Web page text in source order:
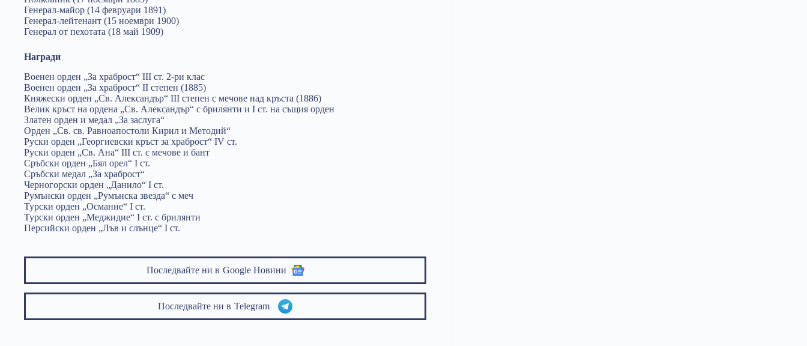
Генерал-майор (14 февруари 1891)
Генерал-лейтенант (15 ноември 1900)
Генерал от пехотата (18 май 1909)
Награди
Военен орден „За храброст“ III ст. 2-ри клас
Военен орден „За храброст“ II степен (1885)
Княжески орден „Св. Александър“ III степен с мечове над кръста (1886)
Велик кръст на ордена „Св. Александър“ с брилянти и I ст. на същия орден
Златен орден и медал „За заслуга“
Орден „Св. св. Равноапостоли Кирил и Методий“
Руски орден „Георгиевски кръст за храброст“ IV ст.
Руски орден „Св. Ана“ III ст. с мечове и бант
Сръбски орден „Бял орел“ I ст.
Сръбски медал „За храброст“
Черногорски орден „Данило“ I ст.
Румънски орден „Румънска звезда“ с меч
Турски орден „Османие“ I ст.
Турски орден „Меджидие“ I ст. с брилянти
Персийски орден „Лъв и слънце“ I ст.
Последвайте ни в Google Новини
Последвайте ни в Telegram